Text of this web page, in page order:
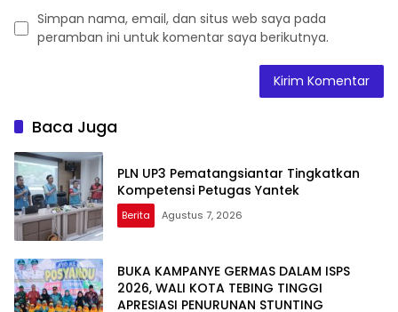
Simpan nama, email, dan situs web saya pada
peramban ini untuk komentar saya berikutnya.
Baca Juga
PLN UP3 Pematangsiantar Tingkatkan
Kompetensi Petugas Yantek
Berita Agustus 7, 2026
BUKA KAMPANYE GERMAS DALAM ISPS
2026, WALI KOTA TEBING TINGGI
APRESIASI PENURUNAN STUNTING